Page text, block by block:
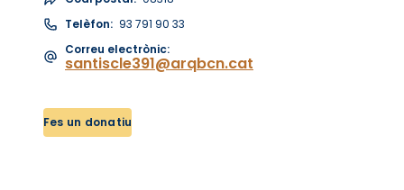
Telèfon: 93 791 90 33
Correu electrònic:
santiscle391@arqbcn.cat
Fes un donatiu